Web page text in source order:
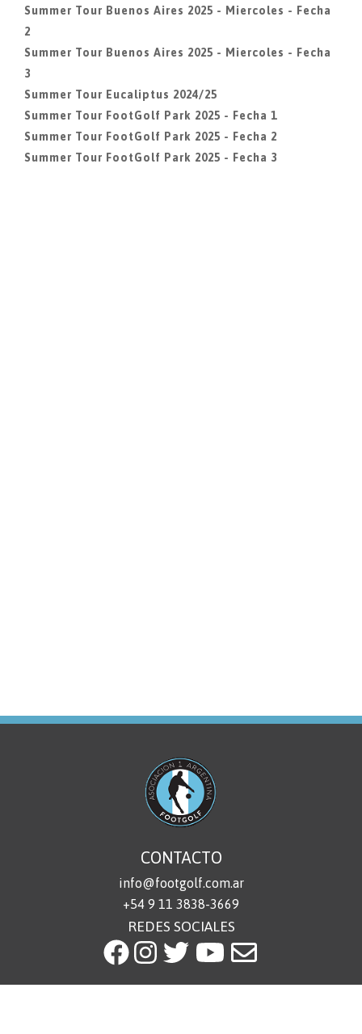
Summer Tour Buenos Aires 2025 - Miercoles - Fecha
2
Summer Tour Buenos Aires 2025 - Miercoles - Fecha
3
Summer Tour Eucaliptus 2024/25
Summer Tour FootGolf Park 2025 - Fecha 1
Summer Tour FootGolf Park 2025 - Fecha 2
Summer Tour FootGolf Park 2025 - Fecha 3
CONTACTO
info@footgolf.com.ar
+54 9 11 3838-3669
REDES SOCIALES